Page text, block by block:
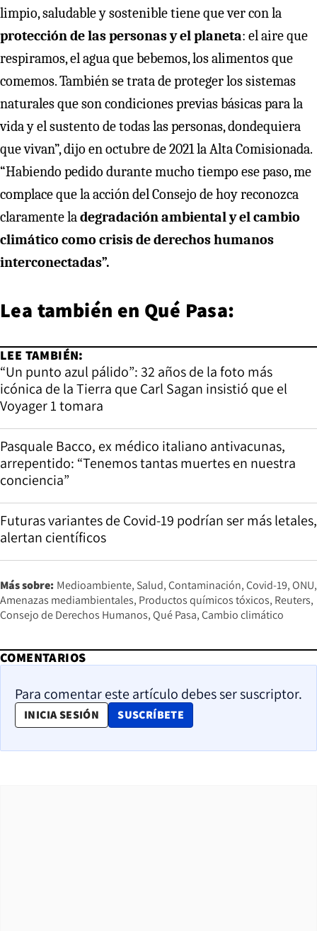
limpio, saludable y sostenible tiene que ver con la
protección de las personas y el planeta: el aire que
respiramos, el agua que bebemos, los alimentos que
comemos. También se trata de proteger los sistemas
naturales que son condiciones previas básicas para la
vida y el sustento de todas las personas, dondequiera
que vivan”, dijo en octubre de 2021 la Alta Comisionada.
“Habiendo pedido durante mucho tiempo ese paso, me
complace que la acción del Consejo de hoy reconozca
claramente ladegradación ambiental y el cambio
climático como crisis de derechos humanos
interconectadas”.
Lea también en Qué Pasa:
LEE TAMBIÉN:
“Un punto azul pálido”: 32 años de la foto más
icónica de la Tierra que Carl Sagan insistió que el
Voyager 1 tomara
Pasquale Bacco, ex médico italiano antivacunas,
arrepentido: “Tenemos tantas muertes en nuestra
conciencia”
Futuras variantes de Covid-19 podrían ser más letales,
alertan científicos
Más sobre: Medioambiente Salud Contaminación Covid-19 ONU
Amenazas mediambientales Productos químicos tóxicos Reuters
Consejo de Derechos Humanos Qué Pasa Cambio climático
COMENTARIOS
Para comentar este artículo debes ser suscriptor.
INICIA SESIÓN SUSCRÍBETE
OPENS IN NEW WINDOW